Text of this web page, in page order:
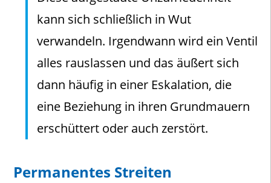
kann sich schließlich in Wut
verwandeln. Irgendwann wird ein Ventil
alles rauslassen und das äußert sich
dann häufig in einer Eskalation, die
eine Beziehung in ihren Grundmauern
erschüttert oder auch zerstört.
Permanentes Streiten